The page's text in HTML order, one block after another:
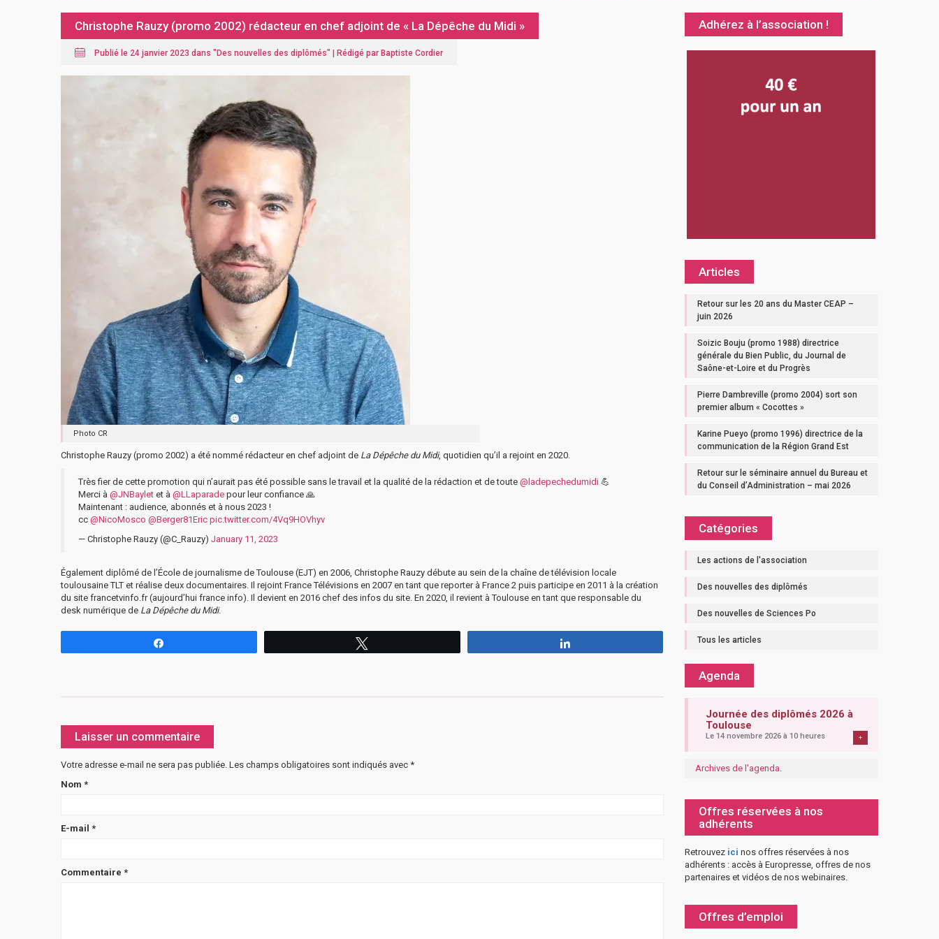
Christophe Rauzy (promo 2002) rédacteur en chef adjoint de « La Dépêche du Midi »
Publié le 24 janvier 2023 dans "Des nouvelles des diplômés" | Rédigé par Baptiste Cordier
Photo CR
Christophe Rauzy (promo 2002) a été nommé rédacteur en chef adjoint de La Dépêche du Midi, quotidien qu’il a rejoint en 2020.
Très fier de cette promotion qui n’aurait pas été possible sans le travail et la qualité de la rédaction et de toute @ladepechedumidi 💪
Merci à @JNBaylet et à @LLaparade pour leur confiance 🙏
Maintenant : audience, abonnés et à nous 2023 !
cc @NicoMosco @Berger81Eric pic.twitter.com/4Vq9HOVhyv
— Christophe Rauzy (@C_Rauzy) January 11, 2023
Également diplômé de l’École de journalisme de Toulouse (EJT) en 2006, Christophe Rauzy débute au sein de la chaîne de télévision locale
toulousaine TLT et réalise deux documentaires. Il rejoint France Télévisions en 2007 en tant que reporter à France 2 puis participe en 2011 à la création
du site francetvinfo.fr (aujourd’hui france info). Il devient en 2016 chef des infos du site. En 2020, il revient à Toulouse en tant que responsable du
desk numérique de La Dépêche du Midi.
Laisser un commentaire
Votre adresse e-mail ne sera pas publiée. Les champs obligatoires sont indiqués avec *
Nom *
E-mail *
Commentaire *
Adhérez à l’association !
Articles
Retour sur les 20 ans du Master CEAP –
juin 2026
Soizic Bouju (promo 1988) directrice
générale du Bien Public, du Journal de
Saône-et-Loire et du Progrès
Pierre Dambreville (promo 2004) sort son
premier album « Cocottes »
Karine Pueyo (promo 1996) directrice de la
communication de la Région Grand Est
Retour sur le séminaire annuel du Bureau et
du Conseil d’Administration – mai 2026
Catégories
Les actions de l'association
Des nouvelles des diplômés
Des nouvelles de Sciences Po
Tous les articles
Agenda
Journée des diplômés 2026 à
Toulouse
Le 14 novembre 2026 à 10 heures +
Archives de l'agenda.
Offres réservées à nos
adhérents
Retrouvez ici nos offres réservées à nos
adhérents : accès à Europresse, offres de nos
partenaires et vidéos de nos webinaires.
Offres d’emploi